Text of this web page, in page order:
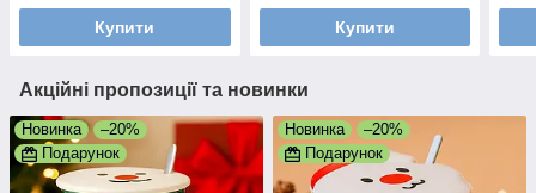
Купити Купити
Акційні пропозиції та новинки
Новинка
–20%
Подарунок
Новинка
–20%
Подарунок